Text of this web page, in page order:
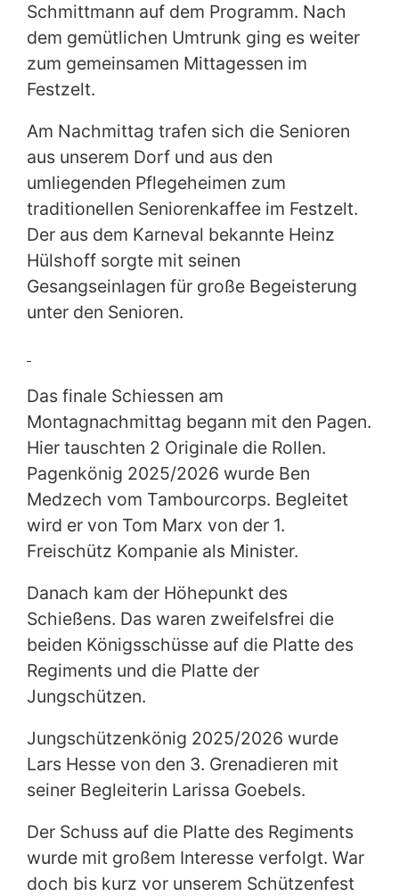
Schmittmann auf dem Programm. Nach
dem gemütlichen Umtrunk ging es weiter
zum gemeinsamen Mittagessen im
Festzelt.
Am Nachmittag trafen sich die Senioren
aus unserem Dorf und aus den
umliegenden Pflegeheimen zum
traditionellen Seniorenkaffee im Festzelt.
Der aus dem Karneval bekannte Heinz
Hülshoff sorgte mit seinen
Gesangseinlagen für große Begeisterung
unter den Senioren.
Das finale Schiessen am
Montagnachmittag begann mit den Pagen.
Hier tauschten 2 Originale die Rollen.
Pagenkönig 2025/2026 wurde Ben
Medzech vom Tambourcorps. Begleitet
wird er von Tom Marx von der 1.
Freischütz Kompanie als Minister.
Danach kam der Höhepunkt des
Schießens. Das waren zweifelsfrei die
beiden Königsschüsse auf die Platte des
Regiments und die Platte der
Jungschützen.
Jungschützenkönig 2025/2026 wurde
Lars Hesse von den 3. Grenadieren mit
seiner Begleiterin Larissa Goebels.
Der Schuss auf die Platte des Regiments
wurde mit großem Interesse verfolgt. War
doch bis kurz vor unserem Schützenfest